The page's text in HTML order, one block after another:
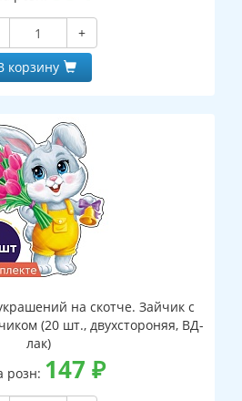
+
корзину
на скотче. Зайчик с
(20 шт., двухстороняя, ВД-
лак)
розн: 147 ₽